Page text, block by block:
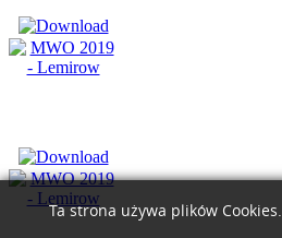
Ta strona używa plików